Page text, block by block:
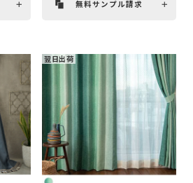
無料サンプル請求
翌日出荷